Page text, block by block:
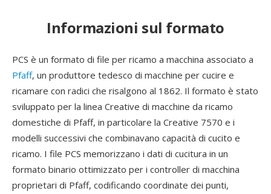
Informazioni sul formato
PCS è un formato di file per ricamo a macchina associato a
Pfaff, un produttore tedesco di macchine per cucire e
ricamare con radici che risalgono al 1862. Il formato è stato
sviluppato per la linea Creative di macchine da ricamo
domestiche di Pfaff, in particolare la Creative 7570 e i
modelli successivi che combinavano capacità di cucito e
ricamo. I file PCS memorizzano i dati di cucitura in un
formato binario ottimizzato per i controller di macchina
proprietari di Pfaff, codificando coordinate dei punti,